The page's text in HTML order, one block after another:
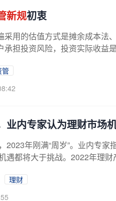
新规初衷
采用的估值方式是摊余成本法
承担投资风险，投资实际收益
管
业内专家认为理财市场
2023年刚满“周岁”。业内专
遇都将大于挑战。2022年理
理财